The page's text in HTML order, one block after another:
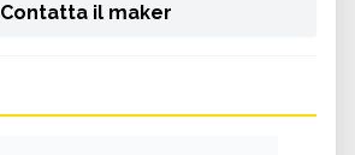
Contatta il maker